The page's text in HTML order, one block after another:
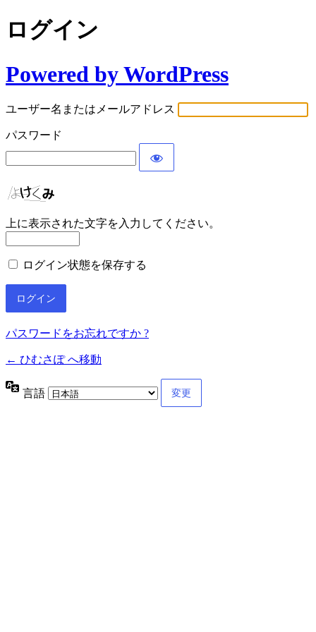
ログイン
Powered by WordPress
ユーザー名またはメールアドレス
パスワード
上に表示された文字を入力してください。
ログイン状態を保存する
パスワードをお忘れですか ?
← ひむさぽ へ移動
言語